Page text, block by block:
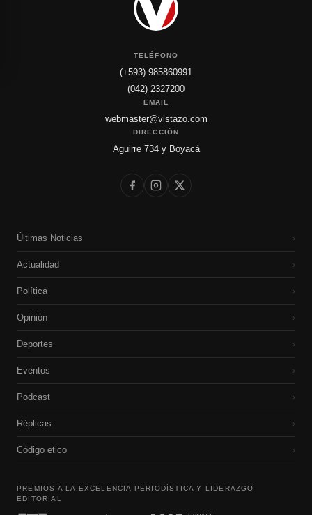
TELÉFONO
(+593) 985860991
(042) 2327200
EMAIL
webmaster@vistazo.com
DIRECCIÓN
Aguirre 734 y Boyacá
Últimas Noticias ›
Actualidad ›
Política ›
Opinión ›
Deportes ›
Eventos ›
Podcast ›
Réplicas ›
Código etico ›
PREMIOS A LA EXCELENCIA PERIODÍSTICA Y LIDERAZGO
EDITORIAL